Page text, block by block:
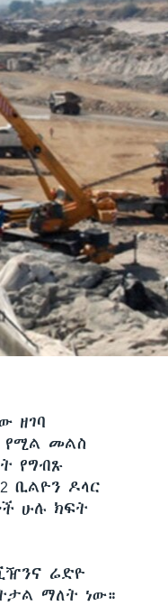
ዘገባ
የሚል መልስ
የግብጹ
ቢልዮን ዶላር
ሁሉ ክፍት
ሬድዮ
ማለት ነው።